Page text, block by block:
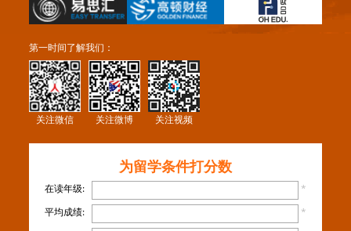
第一时间了解我们：
关注微信 关注微博 关注视频
为留学条件打分数
在读年级:
*
平均成绩:
*